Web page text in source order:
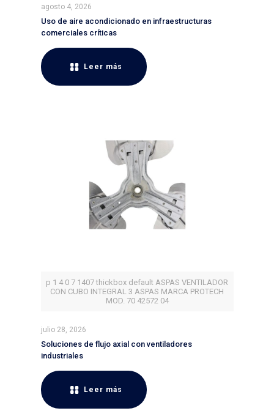
agosto 4, 2026
Uso de aire acondicionado en infraestructuras
comerciales críticas
Leer más
p 1 4 0 7 1407 thickbox default ASPAS VENTILADOR
CON CUBO INTEGRAL 3 ASPAS MARCA PROTECH
MOD. 70 42572 04
julio 28, 2026
Soluciones de flujo axial con ventiladores
industriales
Leer más